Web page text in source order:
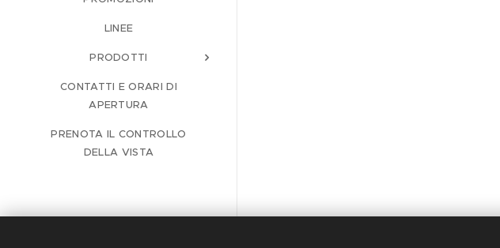
LINEE
PRODOTTI
CONTATTI E ORARI DI
APERTURA
PRENOTA IL CONTROLLO
DELLA VISTA